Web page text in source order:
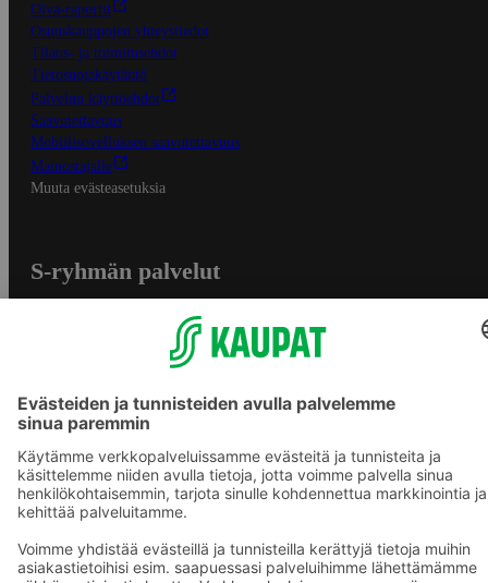
Oiva-raportit
Osuuskauppojen yhteystiedot
Tilaus- ja toimitusehdot
Tietosuojakäytäntö
Palvelun käyttöehdot
Saavutettavuus
Mobiilisovelluksen saavutettavuus
Mainostajalle
Muuta evästeasetuksia
S-ryhmän palvelut
S-ostoslista -sovellus
Prisma.fi
Sokos.fi
S-Pankki
Yhteishyvä
Sokos Hotels
Raflaamo